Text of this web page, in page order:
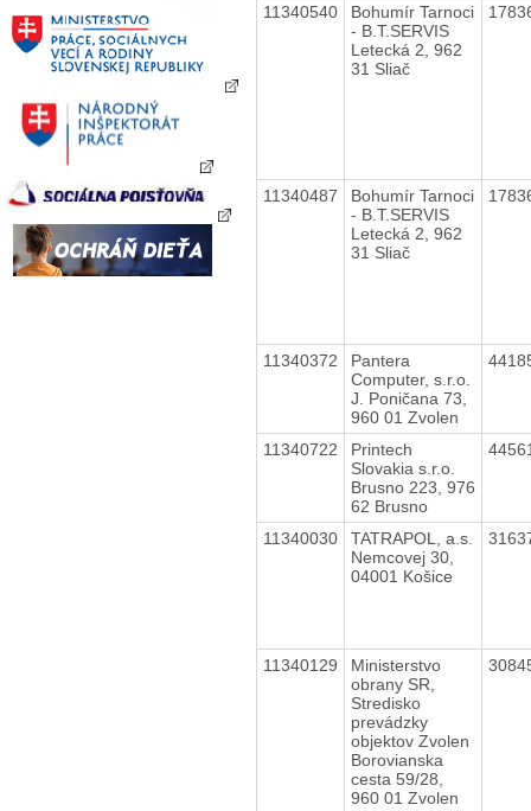
11340540
Bohumír Tarnoci
- B.T.SERVIS
Letecká 2, 962
31 Sliač
11340487
Bohumír Tarnoci
- B.T.SERVIS
Letecká 2, 962
31 Sliač
11340372
Pantera
Computer, s.r.o.
J. Poničana 73,
960 01 Zvolen
11340722
Printech
Slovakia s.r.o.
Brusno 223, 976
62 Brusno
11340030
TATRAPOL, a.s.
Nemcovej 30,
04001 Košice
11340129
Ministerstvo
obrany SR,
Stredisko
prevádzky
objektov Zvolen
Borovianska
cesta 59/28,
960 01 Zvolen